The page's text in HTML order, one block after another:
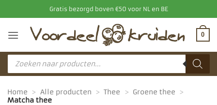
naar
inhoud
Gratis bezorgd boven €50 voor NL en BE
0
Producten
zoeken
Home > Alle producten > Thee > Groene thee
>
Matcha thee